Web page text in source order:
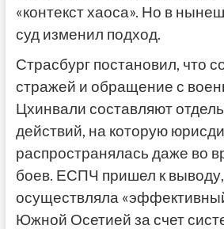
«контекст хаоса». Но в
суд изменил подход.
Страсбург постановил, что
стражей и обращение с
Цхинвали составляют
действий, на которую
распространялась даже во
боев. ЕСПЧ пришел к
осуществляла
Южной Осетией за счет